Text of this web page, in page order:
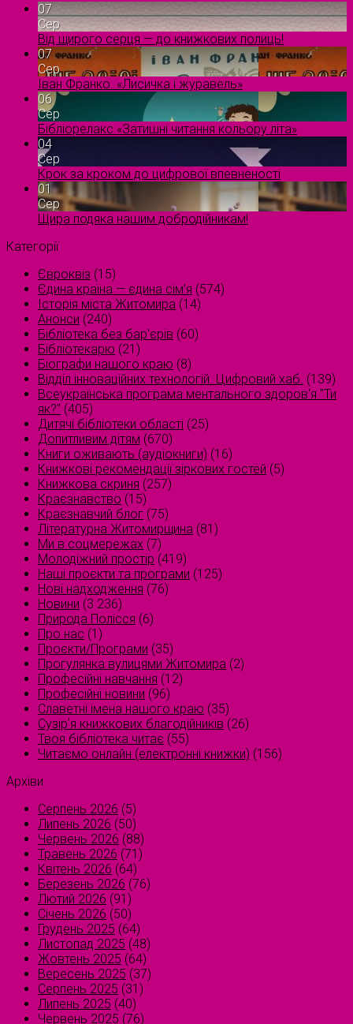
07
Сер
Від щирого серця — до книжкових полиць!
07
Сер
Іван Франко. «Лисичка і журавель»
06
Сер
Бібліорелакс «Затишні читання кольору літа»
04
Сер
Крок за кроком до цифрової впевненості
01
Сер
Щира подяка нашим добродійникам!
Категорії
Євроквіз (15)
Єдина країна — єдина сім’я (574)
Історія міста Житомира (14)
Анонси (240)
Бібліотека без бар'єрів (60)
Бібліотекарю (21)
Біографи нашого краю (8)
Відділ інноваційних технологій. Цифровий хаб. (139)
Всеукраїнська програма ментального здоров'я "Ти
як?" (405)
Дитячі бібліотеки області (25)
Допитливим дітям (670)
Книги оживають (аудіокниги) (16)
Книжкові рекомендації зіркових гостей (5)
Книжкова скриня (257)
Краєзнавство (15)
Краєзнавчий блог (75)
Літературна Житомирщина (81)
Ми в соцмережах (7)
Молодіжний простір (419)
Наші проєкти та програми (125)
Нові надходження (76)
Новини (3 236)
Природа Полісся (6)
Про нас (1)
Проєкти/Програми (35)
Прогулянка вулицями Житомира (2)
Професійні навчання (12)
Професійні новини (96)
Славетні імена нашого краю (35)
Сузірʼя книжкових благодійників (26)
Твоя бібліотека читає (55)
Читаємо онлайн (електронні книжки) (156)
Архіви
Серпень 2026 (5)
Липень 2026 (50)
Червень 2026 (88)
Травень 2026 (71)
Квітень 2026 (64)
Березень 2026 (76)
Лютий 2026 (91)
Січень 2026 (50)
Грудень 2025 (64)
Листопад 2025 (48)
Жовтень 2025 (64)
Вересень 2025 (37)
Серпень 2025 (31)
Липень 2025 (40)
Червень 2025 (76)